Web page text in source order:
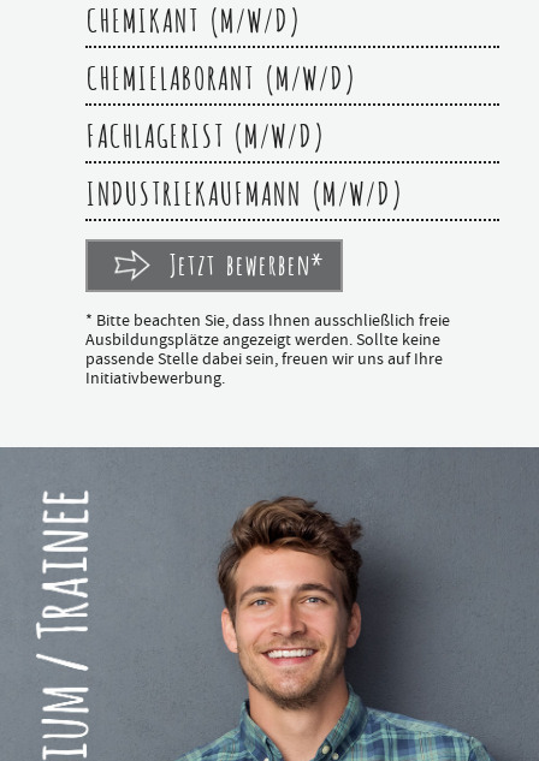
CHEMIKANT (M/W/D)
CHEMIELABORANT (M/W/D)
FACHLAGERIST (M/W/D)
INDUSTRIEKAUFMANN (M/W/D)
Jetzt bewerben*
* Bitte beachten Sie, dass Ihnen ausschließlich freie
Ausbildungsplätze angezeigt werden. Sollte keine
passende Stelle dabei sein, freuen wir uns auf Ihre
Initiativbewerbung.